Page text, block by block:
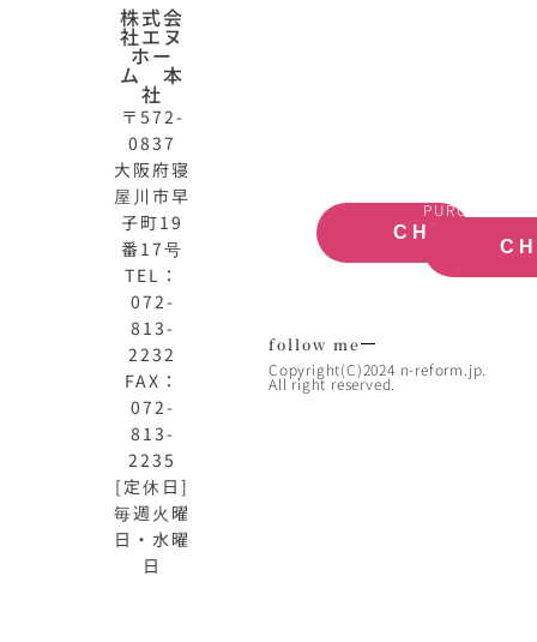
株式会
社エヌ
ホー
ム 本
社
〒572-
0837
大阪府寝
屋川市早
子町19
番17号
TEL：
072-
813-
2232
FAX：
072-
813-
2235
[定休日]
毎週火曜
日・水曜
日
CHECK
PURCHASE
follow me
Copyright(C)2024 n-reform.jp.
All right reserved.